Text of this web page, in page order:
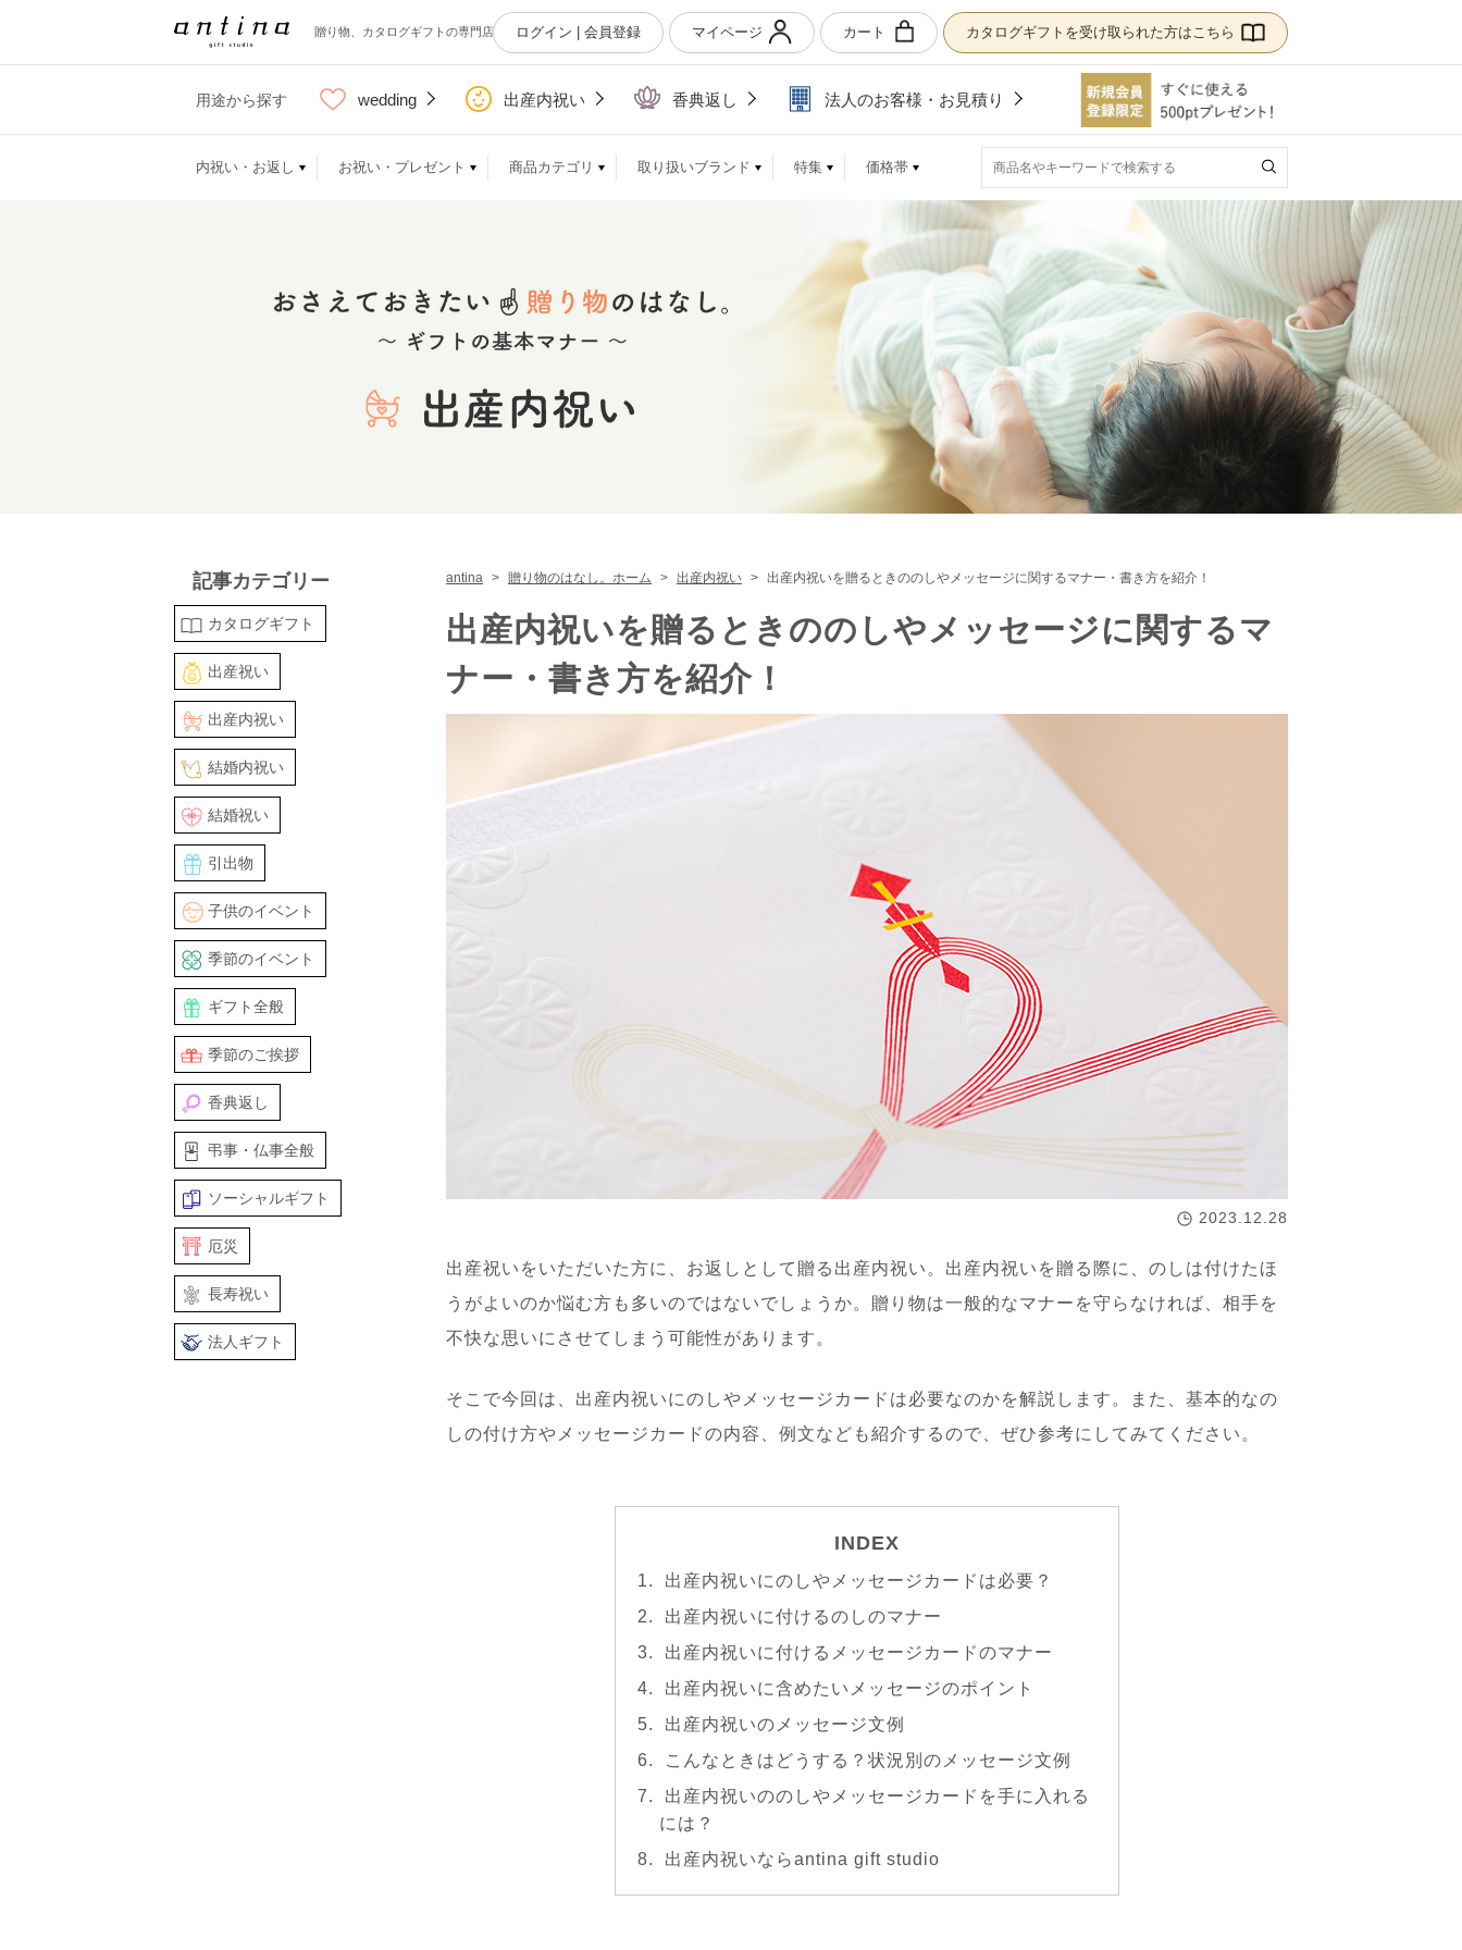
贈り物、カタログギフトの専門店 ログイン | 会員登録 マイページ カート カタログギフトを受け取られた方はこちら
用途から探す wedding 出産内祝い 香典返し 法人のお客様・お見積り
内祝い・お返し お祝い・プレゼント 商品カテゴリ 取り扱いブランド 特集 価格帯
記事カテゴリー
カタログギフト
出産祝い
出産内祝い
結婚内祝い
結婚祝い
引出物
子供のイベント
季節のイベント
ギフト全般
季節のご挨拶
香典返し
弔事・仏事全般
ソーシャルギフト
厄災
長寿祝い
法人ギフト
antina 贈り物のはなし。ホーム 出産内祝い 出産内祝いを贈るときののしやメッセージに関するマナー・書き方を紹介！
出産内祝いを贈るときののしやメッセージに関するマ
ナー・書き方を紹介！
2023.12.28
出産祝いをいただいた方に、お返しとして贈る出産内祝い。出産内祝いを贈る際に、のしは付けたほ
うがよいのか悩む方も多いのではないでしょうか。贈り物は一般的なマナーを守らなければ、相手を
不快な思いにさせてしまう可能性があります。
そこで今回は、出産内祝いにのしやメッセージカードは必要なのかを解説します。また、基本的なの
しの付け方やメッセージカードの内容、例文なども紹介するので、ぜひ参考にしてみてください。
INDEX
出産内祝いにのしやメッセージカードは必要？
出産内祝いに付けるのしのマナー
出産内祝いに付けるメッセージカードのマナー
出産内祝いに含めたいメッセージのポイント
出産内祝いのメッセージ文例
こんなときはどうする？状況別のメッセージ文例
出産内祝いののしやメッセージカードを手に入れる
には？
出産内祝いならantina gift studio